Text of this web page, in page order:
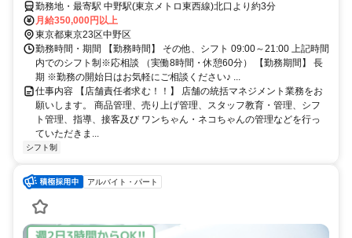
勤務地・最寄駅 中野駅(東京メトロ東西線)北口より約3分
月給350,000円以上
東京都東京23区中野区
勤務時間・期間 【勤務時間】 その他、シフト 09:00～21:00 上記時間
内でのシフト制※応相談 （実働8時間・休憩60分） 【勤務期間】 長
期 ※勤務の開始日はお気軽にご相談ください♪ ...
仕事内容 【店舗責任者求む！！】 店舗の統括マネジメント業務をお
願いします。 商品管理、売り上げ管理、スタッフ教育・管理、シフ
ト管理、指導、接客及び ワンちゃん・ネコちゃんの管理などを行っ
ていただきま...
シフト制
アルバイト・パート